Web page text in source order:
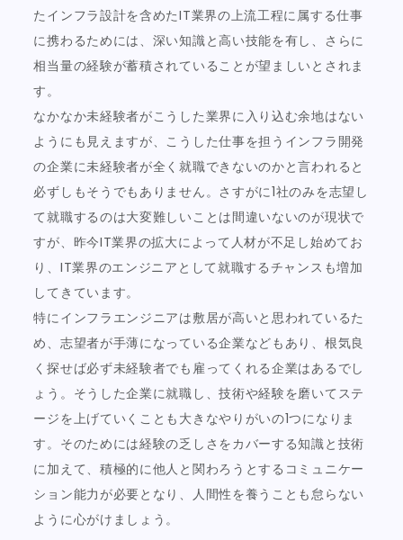
たインフラ設計を含めたIT業界の上流工程に属する仕事
に携わるためには、深い知識と高い技能を有し、さらに
相当量の経験が蓄積されていることが望ましいとされま
す。
なかなか未経験者がこうした業界に入り込む余地はない
ようにも見えますが、こうした仕事を担うインフラ開発
の企業に未経験者が全く就職できないのかと言われると
必ずしもそうでもありません。さすがに1社のみを志望し
て就職するのは大変難しいことは間違いないのが現状で
すが、昨今IT業界の拡大によって人材が不足し始めてお
り、IT業界のエンジニアとして就職するチャンスも増加
してきています。
特にインフラエンジニアは敷居が高いと思われているた
め、志望者が手薄になっている企業などもあり、根気良
く探せば必ず未経験者でも雇ってくれる企業はあるでし
ょう。そうした企業に就職し、技術や経験を磨いてステ
ージを上げていくことも大きなやりがいの1つになりま
す。そのためには経験の乏しさをカバーする知識と技術
に加えて、積極的に他人と関わろうとするコミュニケー
ション能力が必要となり、人間性を養うことも怠らない
ように心がけましょう。